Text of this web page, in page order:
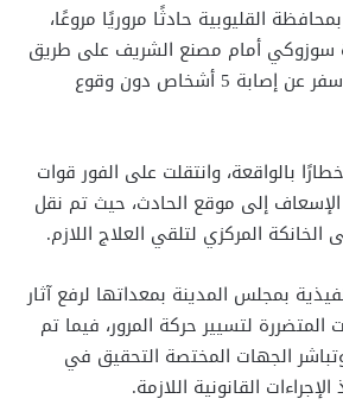
القليوبية حادثًا مروريًا مروعًا،
سوزوكي أمام مصنع الشريف على طريق
السلام – أبو زعبل، ما أسفر عن إصابة 5 أشخاص دون وقوع
بالواقعة، وانتقلت على الفور قوات
إلى موقع الحادث، حيث تم نقل
المركزي لتلقي العلاج اللازم.
بمجلس المدينة بمعداتها لرفع آثار
المتضررة لتسيير حركة المرور، فيما تم
الجهات المختصة التحقيق في
القانونية اللازمة.